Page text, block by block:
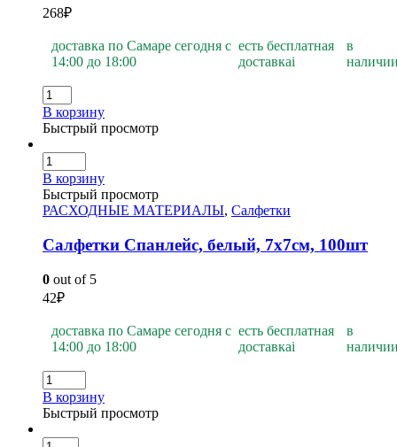
268₽
доставка по Самаре сегодня с
14:00 до 18:00
есть бесплатная
доставкаi
в
В корзину
Быстрый просмотр
В корзину
Быстрый просмотр
РАСХОДНЫЕ МАТЕРИАЛЫ, Салфетки
Салфетки Спанлейс, белый, 7х7см, 100шт
0 out of 5
42₽
доставка по Самаре сегодня с
14:00 до 18:00
есть бесплатная
доставкаi
в
В корзину
Быстрый просмотр